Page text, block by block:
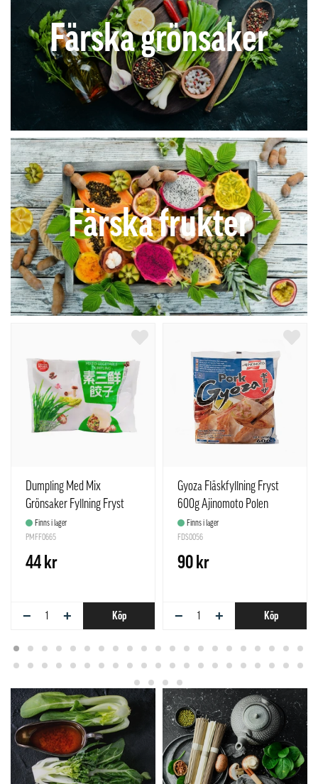
Färska grönsaker
Färska frukter
Dumpling Med Mix
Grönsaker Fyllning Fryst
500g Synear Kina
Finns i lager
PMFF0665
44 kr
− + Köp
Gyoza Fläskfyllning Fryst
600g Ajinomoto Polen
Finns i lager
FDS0056
90 kr
− + Köp